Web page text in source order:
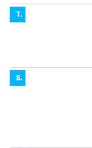
7.
8.